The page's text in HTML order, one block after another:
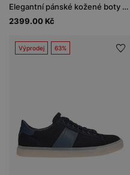
Elegantní pánské kožené boty v černé barvě
2399.00 Kč
Výprodej 63%